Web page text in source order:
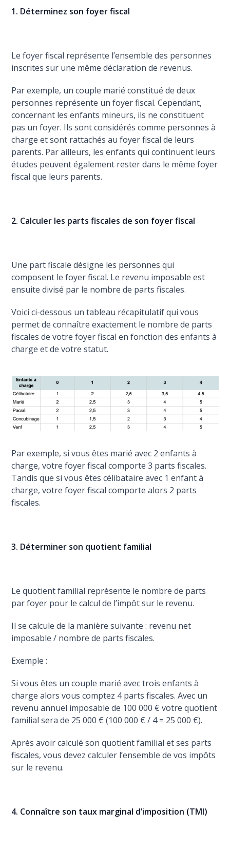
1. Déterminez son foyer fiscal
Le foyer fiscal représente l’ensemble des personnes
inscrites sur une même déclaration de revenus.
Par exemple, un couple marié constitué de deux
personnes représente un foyer fiscal. Cependant,
concernant les enfants mineurs, ils ne constituent
pas un foyer. Ils sont considérés comme personnes à
charge et sont rattachés au foyer fiscal de leurs
parents. Par ailleurs, les enfants qui continuent leurs
études peuvent également rester dans le même foyer
fiscal que leurs parents.
2. Calculer les parts fiscales de son foyer fiscal
Une part fiscale désigne les personnes qui
composent le foyer fiscal. Le revenu imposable est
ensuite divisé par le nombre de parts fiscales.
Voici ci-dessous un tableau récapitulatif qui vous
permet de connaître exactement le nombre de parts
fiscales de votre foyer fiscal en fonction des enfants à
charge et de votre statut.
Par exemple, si vous êtes marié avec 2 enfants à
charge, votre foyer fiscal comporte 3 parts fiscales.
Tandis que si vous êtes célibataire avec 1 enfant à
charge, votre foyer fiscal comporte alors 2 parts
fiscales.
3. Déterminer son quotient familial
Le quotient familial représente le nombre de parts
par foyer pour le calcul de l’impôt sur le revenu.
Il se calcule de la manière suivante : revenu net
imposable / nombre de parts fiscales.
Exemple :
Si vous êtes un couple marié avec trois enfants à
charge alors vous comptez 4 parts fiscales. Avec un
revenu annuel imposable de 100 000 € votre quotient
familial sera de 25 000 € (100 000 € / 4 = 25 000 €).
Après avoir calculé son quotient familial et ses parts
fiscales, vous devez calculer l’ensemble de vos impôts
sur le revenu.
4. Connaître son taux marginal d’imposition (TMI)